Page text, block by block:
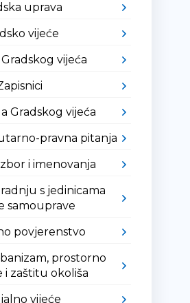
uprava
vijeće
vijeća
Gradskog vijeća
pravna pitanja
i imenovanja
s jedinicama
samouprave
povjerenstvo
prostorno
i zaštitu okoliša
vijeće